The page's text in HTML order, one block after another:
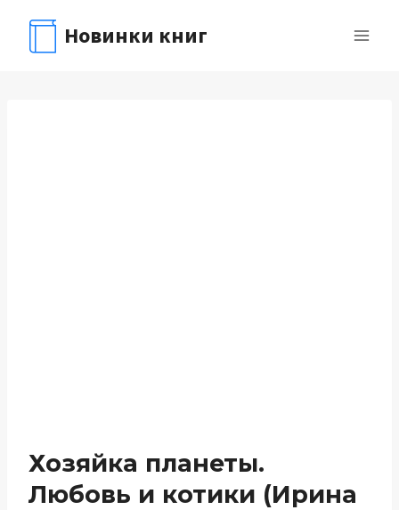
содержимому
Новинки книг
Хозяйка планеты.
Любовь и котики (Ирина